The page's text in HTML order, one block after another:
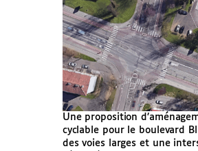
Une proposition
cyclable pour le boulevard
des voies larges et une